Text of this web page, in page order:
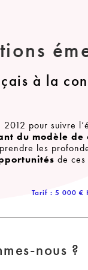
à la
pour suivre
du modèle de
les
de ces
Tarif : 5 000 €
nous ?